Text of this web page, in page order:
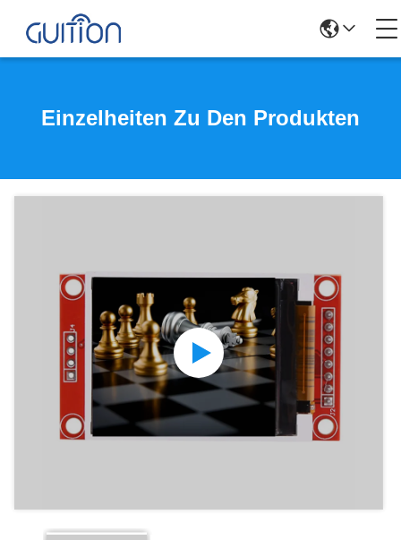
Einzelheiten Zu Den Produkten